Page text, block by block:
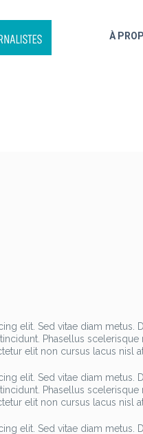
À
elit. Sed vitae diam metus.
Phasellus
elit non cursus lacus nisl
elit. Sed vitae diam metus.
Phasellus
elit non cursus lacus nisl
elit. Sed vitae diam metus.